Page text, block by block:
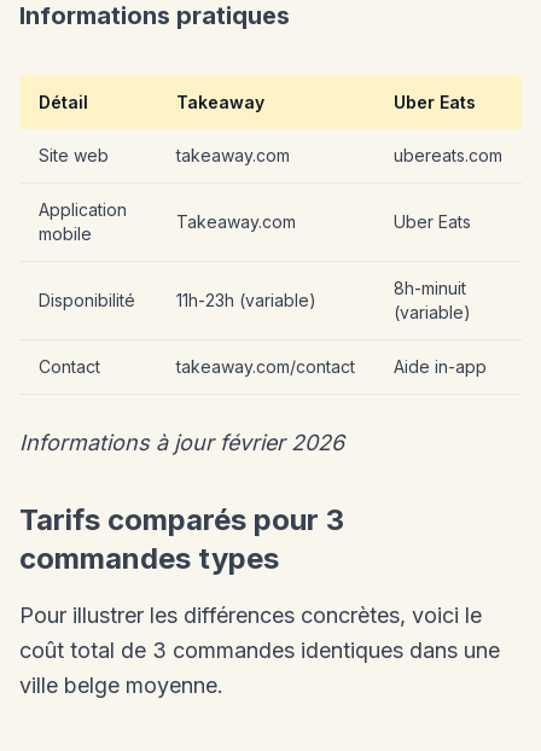
Informations pratiques
Détail Takeaway Uber Eats
Site web takeaway.com ubereats.com
Application
mobile
Takeaway.com Uber Eats
Disponibilité 11h-23h (variable)
8h-minuit
(variable)
Contact takeaway.com/contact Aide in-app
Informations à jour février 2026
Tarifs comparés pour 3
commandes types
Pour illustrer les différences concrètes, voici le
coût total de 3 commandes identiques dans une
ville belge moyenne.